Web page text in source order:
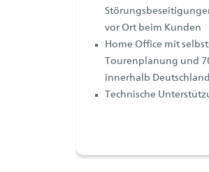
vor Ort beim Kunden
Home Office mit
Tourenplanung und
innerhalb
Technische